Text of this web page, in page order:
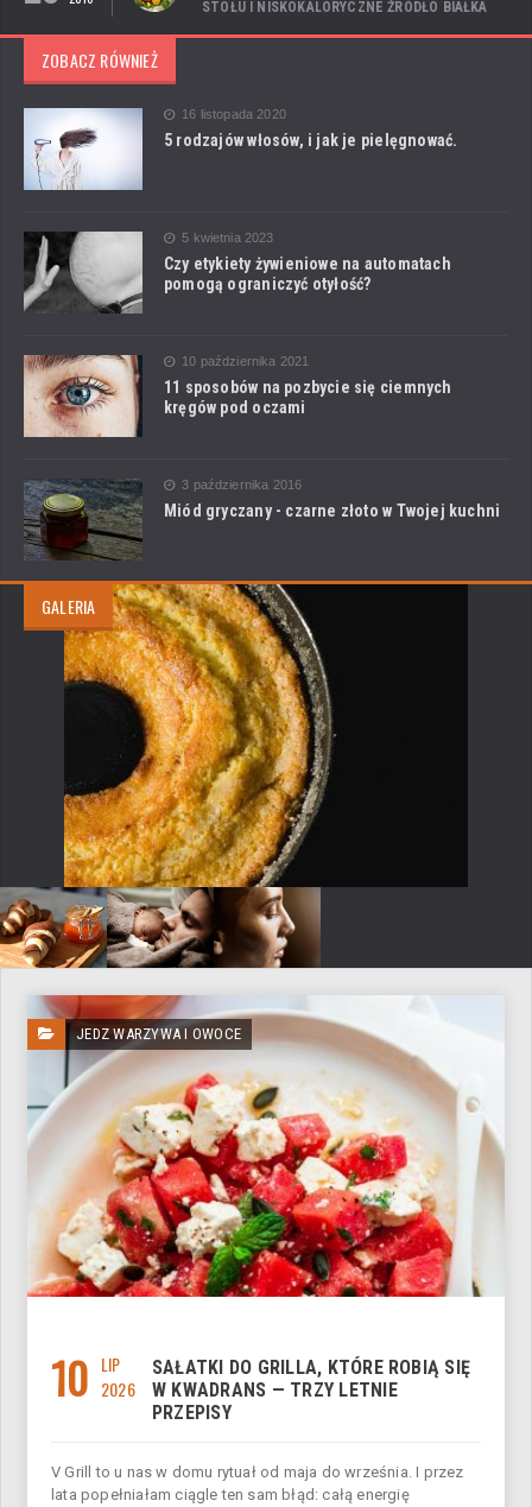
STOŁU I NISKOKALORYCZNE ŹRÓDŁO BIAŁKA
ZOBACZ RÓWNIEŻ
16 listopada 2020
5 rodzajów włosów, i jak je pielęgnować.
5 kwietnia 2023
Czy etykiety żywieniowe na automatach
pomogą ograniczyć otyłość?
10 października 2021
11 sposobów na pozbycie się ciemnych
kręgów pod oczami
3 października 2016
Miód gryczany - czarne złoto w Twojej kuchni
GALERIA
JEDZ WARZYWA I OWOCE
10 LIP
2026
SAŁATKI DO GRILLA, KTÓRE ROBIĄ SIĘ
W KWADRANS — TRZY LETNIE
PRZEPISY
V Grill to u nas w domu rytuał od maja do września. I przez
lata popełniałam ciągle ten sam błąd: całą energię